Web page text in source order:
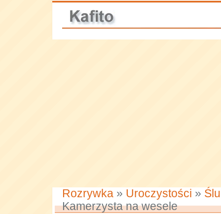
Rozrywka » Uroczystości »
Kamerzysta na wesele